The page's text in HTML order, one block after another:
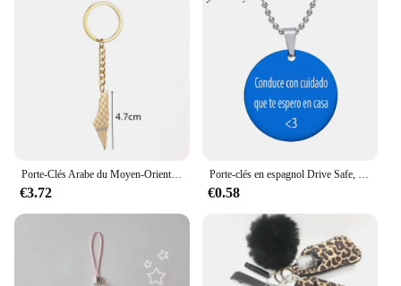
Porte-Clés Arabe du Moyen-Orient en Acier Inoxydable, Mosquée Hébraïque Neutre, Bijoux
€3.72
Porte-clés en espagnol Drive Safe, porte-clés familial, breloques, cadeaux pour petit ami, mari, Convar Con Cuidado Que Te Espero En Casa, bijoux
€0.58